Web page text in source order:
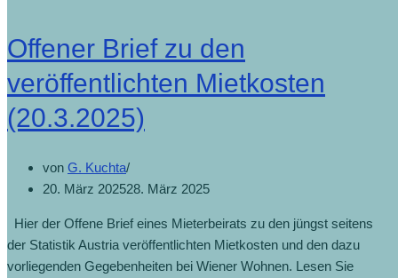
Offener Brief zu den
veröffentlichten Mietkosten
(20.3.2025)
von G. Kuchta
20. März 202528. März 2025
Hier der Offene Brief eines Mieterbeirats zu den jüngst seitens
der Statistik Austria veröffentlichten Mietkosten und den dazu
vorliegenden Gegebenheiten bei Wiener Wohnen. Lesen Sie